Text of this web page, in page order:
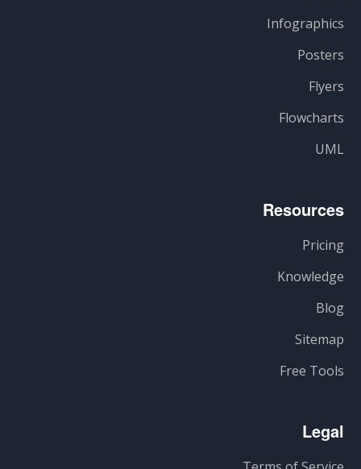
Infographics
Posters
Flyers
Flowcharts
UML
Resources
Pricing
Knowledge
Blog
Sitemap
Free Tools
Legal